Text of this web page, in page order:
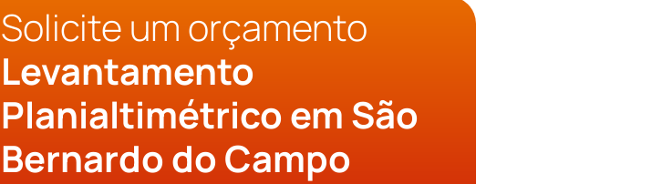
Solicite um orçamento
Levantamento
Planialtimétrico em São
Bernardo do Campo